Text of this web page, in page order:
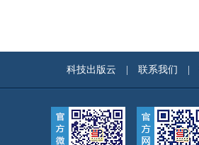
科技出版云 联系我们